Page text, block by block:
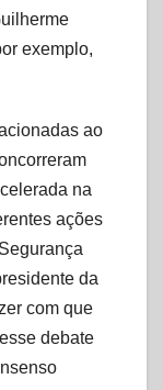
exemplo,
ao
na
ações
da
com que
debate